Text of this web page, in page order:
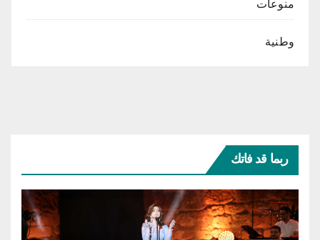
منوعات
وطنية
ربما قد فاتك